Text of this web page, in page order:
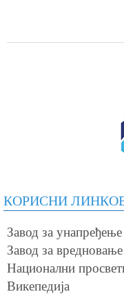
КОРИСНИ
Завод за
Завод за вредновање
Национални
Викепедија